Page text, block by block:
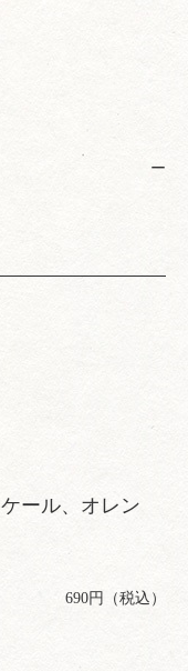
ー
ール、オレン
690円（税込）